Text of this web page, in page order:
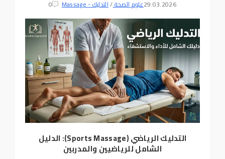
29.03.2026علوم الصحة/التدليك - Massage 0
التدليك الرياضي (Sports Massage): الدليل
الشامل للرياضيين والمدربين